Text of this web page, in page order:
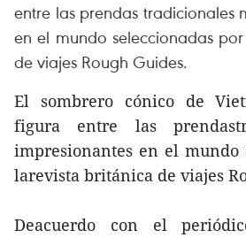
entre las prendas tradicionales
en el mundo seleccionadas
de viajes Rough Guides.
El sombrero cónico de
figura entre las
impresionantes en el mundo
larevista británica de viajes
Deacuerdo con el